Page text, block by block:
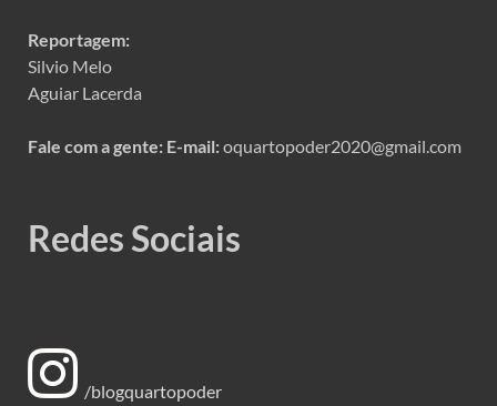
Reportagem:
Silvio Melo
Aguiar Lacerda
Fale com a gente: E-mail:oquartopoder2020@gmail.com
Redes Sociais
/blogquartopoder